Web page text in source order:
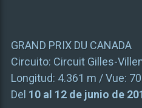
GRAND PRIX DU CANADA
Circuito: Circuit Gilles-
Longitud: 4.361 m / Vue: 70
Del 10 al 12 de junio de